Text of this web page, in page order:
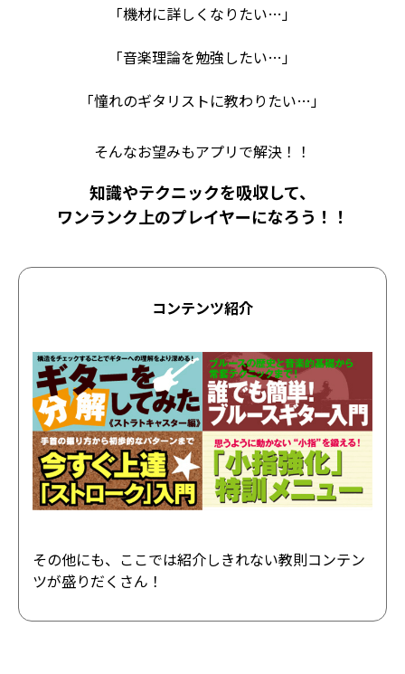
「機材に詳しくなりたい…」
「音楽理論を勉強したい…」
「憧れのギタリストに教わりたい…」
そんなお望みもアプリで解決！！
知識やテクニックを吸収して、
ワンランク上のプレイヤーになろう！！
コンテンツ紹介
その他にも、ここでは紹介しきれない教則コンテン
ツが盛りだくさん！